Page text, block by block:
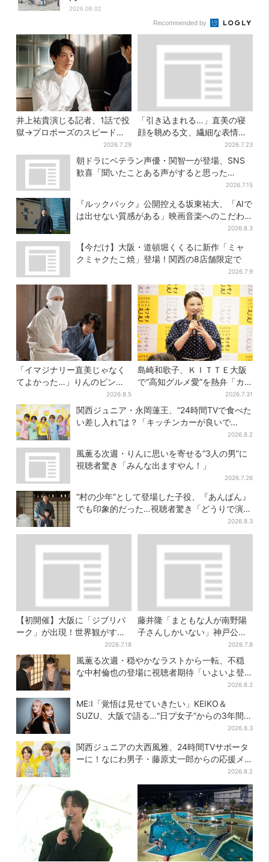
2026.08.02
Recommended by
井上祐貴演じる記者、1話で投
獄→プロポーズのスピード感
に視聴者驚き「横沢さんだけ
怒涛すぎる」
2026.7.29
「引き込まれる…」直美の寝
顔を眺める文、繊細な表情を
見せる内田滋の演技に称賛相
次ぐ
2026.7.23
朝ドラにベテラン声優・関智一が登場、SNS
歓喜「聞いたことある声がすると思った
2026.7.15
『ルックバック』公開控える坂東祐大、「AIで
は出せない質感がある」映画音楽へのこだわ
2026.8.3
【今だけ】大阪・道頓堀くくるに新作「ミャ
クミャクたこ焼」登場！関西の8店舗限定で
2026.7.9
「イマジナリー直美じゃなく
てよかった…」りんのピンチ
に駆けつける直美、ベストな
タイミングに視聴者歓喜
2026.8.5
島崎和歌子、ＫＩＴＴＥ大阪
で“高知グルメ愛”を熱弁「カ
ツオは塩派」「ちくキュウが
おつまみ」
2026.7.31
関西ジュニア・永岡蓮王、“24時間TVで食べた
い差し入れ”は？「キッチンカーが良いで
2026.8.2
風薫る次週・りんに思いを寄せる“3人の男”に
視聴者驚き「みんな出ますやん！」
2026.7.26
“村の少年”として登場した子役、『あんぱん』
でも印象的だった…視聴者驚き「どうりで演技
2026.8.3
【初開催】大阪に「ジブリパ
ーク」が出現！世界観がすご
い…細かな仕掛け＆巨大フォ
トスポットに注目
2026.7.18
藤井隆「まともな人が南野陽
子さんしかいない」神戸公演
2026.7.8
風薫る次週・穏やかなラストから一転、不穏
な中村倫也の登場に視聴者期待「いよいよ登
2026.8.2
ME:I「覚悟は見せていきたい」KEIKO＆
SUZU、大阪で語る…“日プ女子”からの3年間
2026.8.3
関西ジュニアの大西風雅、24時間TVサポータ
ーに！なにわ男子・藤原丈一郎からの応援メ
2026.8.2